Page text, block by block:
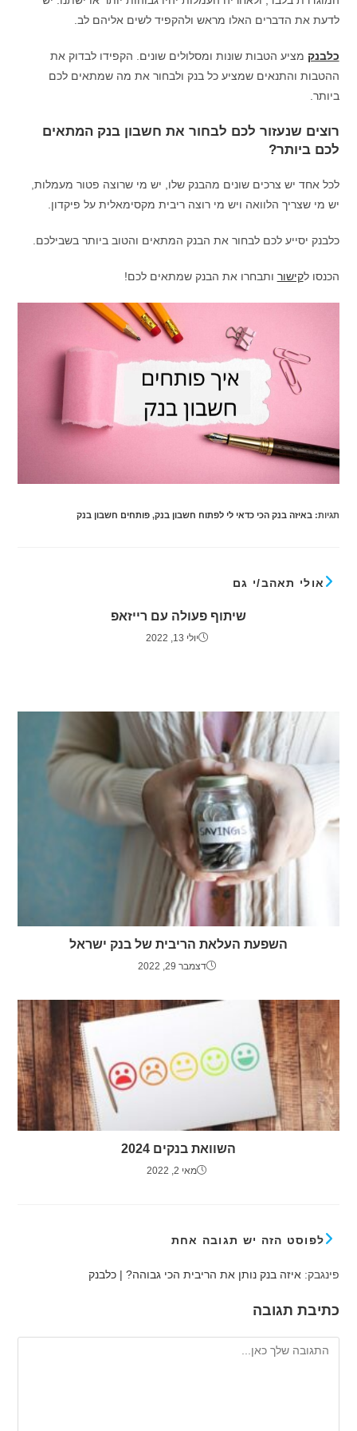
לדעת את הדברים האלו מראש ולהקפיד לשים אליהם לב.
כלבנק מציע הטבות שונות ומסלולים שונים. הקפידו לבדוק את
ההטבות והתנאים שמציע כל בנק ולבחור את מה שמתאים לכם
ביותר.
רוצים שנעזור לכם לבחור את חשבון בנק המתאים
לכם ביותר?
לכל אחד יש צרכים שונים מהבנק שלו, יש מי שרוצה פטור מעמלות,
יש מי שצריך הלוואה ויש מי רוצה ריבית מקסימאלית על פיקדון.
כלבנק יסייע לכם לבחור את הבנק המתאים והטוב ביותר בשבילכם.
הכנסו לקישור ותבחרו את הבנק שמתאים לכם!
תגיות:באיזה בנק הכי כדאי לי לפתוח חשבון בנק, פותחים חשבון בנק
אולי תאהב/י גם
שיתוף פעולה עם רייזאפ
יולי 13, 2022
השפעת העלאת הריבית של בנק ישראל
דצמבר 29, 2022
השוואת בנקים 2024
מאי 2, 2022
לפוסט הזה יש תגובה אחת
פינגבק: איזה בנק נותן את הריבית הכי גבוהה? | כלבנק
כתיבת תגובה
להגיב